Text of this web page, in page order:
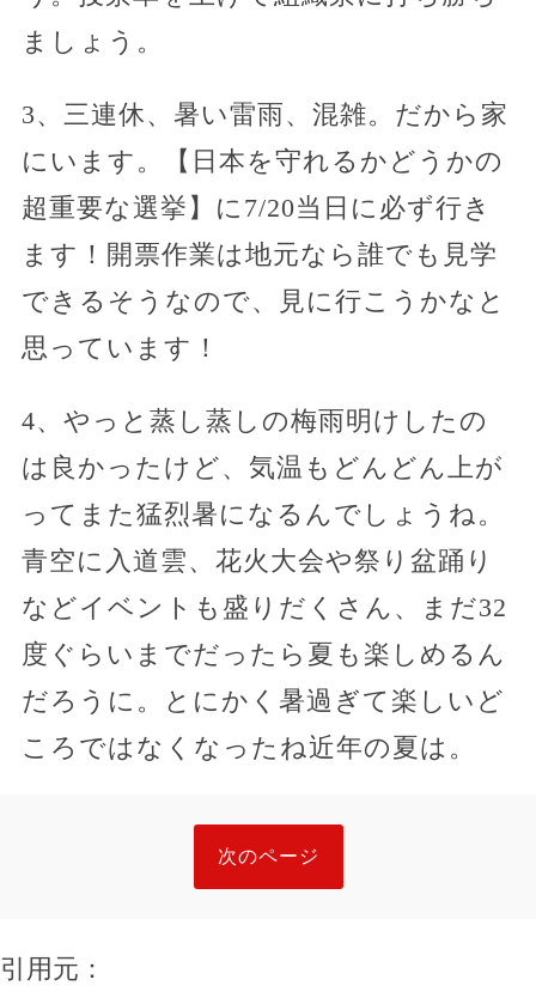
ましょう。
3、三連休、暑い雷雨、混雑。だから家
にいます。【日本を守れるかどうかの
超重要な選挙】に7/20当日に必ず行き
ます！開票作業は地元なら誰でも見学
できるそうなので、見に行こうかなと
思っています！
4、やっと蒸し蒸しの梅雨明けしたの
は良かったけど、気温もどんどん上が
ってまた猛烈暑になるんでしょうね。
青空に入道雲、花火大会や祭り盆踊り
などイベントも盛りだくさん、まだ32
度ぐらいまでだったら夏も楽しめるん
だろうに。とにかく暑過ぎて楽しいど
ころではなくなったね近年の夏は。
次のページ
引用元：